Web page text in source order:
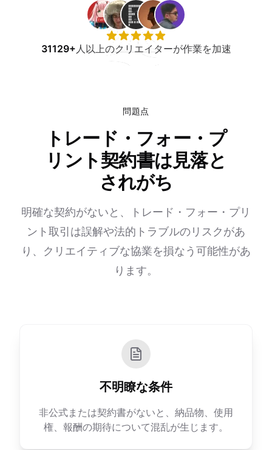
31129+人以上のクリエイターが作業を加速
問題点
トレード・フォー・プ
リント契約書は見落と
されがち
明確な契約がないと、トレード・フォー・プリ
ント取引は誤解や法的トラブルのリスクがあ
り、クリエイティブな協業を損なう可能性があ
ります。
不明瞭な条件
非公式または契約書がないと、納品物、使用
権、報酬の期待について混乱が生じます。